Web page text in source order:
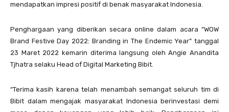
mendapatkan impresi positif di benak masyarakat Indonesia.
Penghargaan yang diberikan secara online dalam acara “WOW
Brand Festive Day 2022: Branding in The Endemic Year” tanggal
23 Maret 2022 kemarin diterima langsung oleh Angie Anandita
Tjhatra selaku Head of Digital Marketing Bibit.
“Terima kasih karena telah menambah semangat seluruh tim di
Bibit dalam mengajak masyarakat Indonesia berinvestasi demi